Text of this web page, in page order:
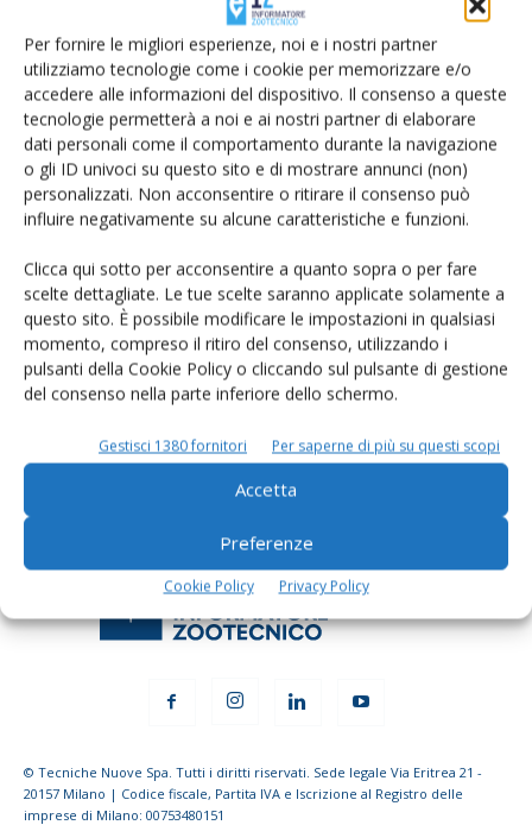
Per fornire le migliori esperienze, noi e i nostri partner
utilizziamo tecnologie come i cookie per memorizzare e/o
accedere alle informazioni del dispositivo. Il consenso a queste
tecnologie permetterà a noi e ai nostri partner di elaborare
dati personali come il comportamento durante la navigazione
o gli ID univoci su questo sito e di mostrare annunci (non)
personalizzati. Non acconsentire o ritirare il consenso può
influire negativamente su alcune caratteristiche e funzioni.
Clicca qui sotto per acconsentire a quanto sopra o per fare
scelte dettagliate. Le tue scelte saranno applicate solamente a
questo sito. È possibile modificare le impostazioni in qualsiasi
momento, compreso il ritiro del consenso, utilizzando i
pulsanti della Cookie Policy o cliccando sul pulsante di gestione
del consenso nella parte inferiore dello schermo.
Gestisci 1380 fornitori Per saperne di più su questi scopi
Accetta
Preferenze
Cookie Policy Privacy Policy
Rimani aggiornato sul mondo
dell’agricoltura
© Tecniche Nuove Spa. Tutti i diritti riservati. Sede legale Via Eritrea 21 -
20157 Milano | Codice fiscale, Partita IVA e Iscrizione al Registro delle
imprese di Milano: 00753480151